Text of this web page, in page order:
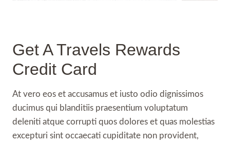
Get A Travels Rewards
Credit Card
At vero eos et accusamus et iusto odio dignissimos
ducimus qui blanditiis praesentium voluptatum
deleniti atque corrupti quos dolores et quas molestias
excepturi sint occaecati cupiditate non provident,